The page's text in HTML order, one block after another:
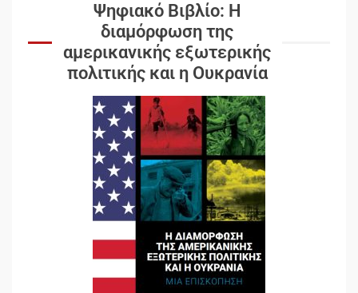
Ψηφιακό Βιβλίο: Η
διαμόρφωση της
αμερικανικής εξωτερικής
πολιτικής και η Ουκρανία